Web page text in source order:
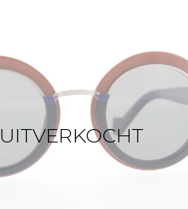
UITVERKOCHT